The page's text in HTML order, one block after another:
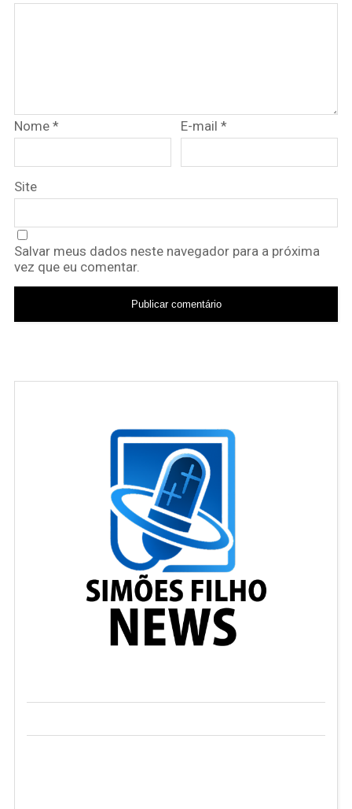
Nome * E-mail*
Site
Salvar meus dados neste navegador para a próxima
vez que eu comentar.